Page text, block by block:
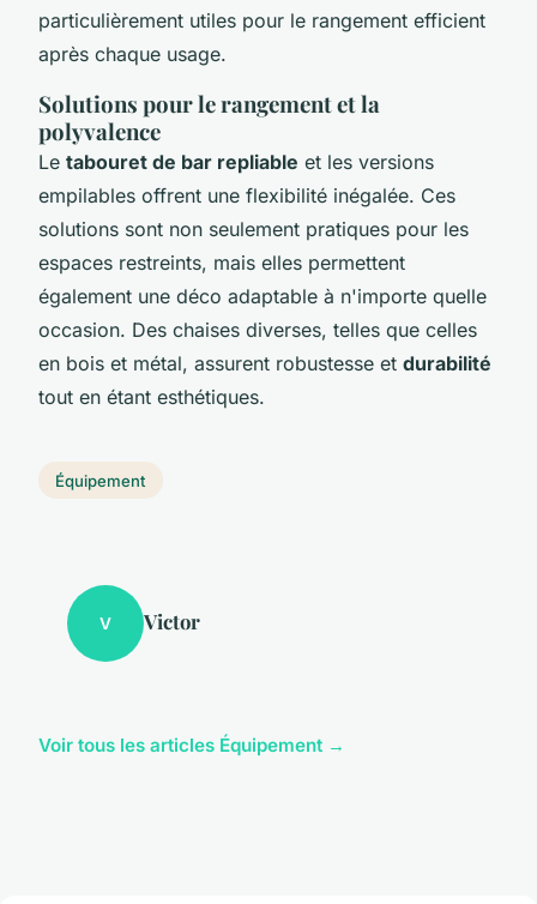
particulièrement utiles pour le rangement efficient
après chaque usage.
Solutions pour le rangement et la
polyvalence
Le tabouret de bar repliable et les versions
empilables offrent une flexibilité inégalée. Ces
solutions sont non seulement pratiques pour les
espaces restreints, mais elles permettent
également une déco adaptable à n'importe quelle
occasion. Des chaises diverses, telles que celles
en bois et métal, assurent robustesse et durabilité
tout en étant esthétiques.
Équipement
V Victor
Voir tous les articles Équipement →